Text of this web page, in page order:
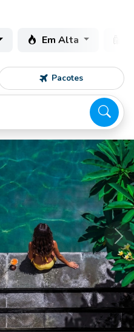
Em Alta
Pacotes